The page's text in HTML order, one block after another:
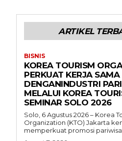
ARTIKEL
BISNIS
KOREA TOURISM
PERKUAT KERJA SAMA
DENGANINDUSTRI
MELALUI KOREA
SEMINAR SOLO 2026
Solo, 6 Agustus 2026 – Korea
Organization (KTO) Jakarta
memperkuat promosi